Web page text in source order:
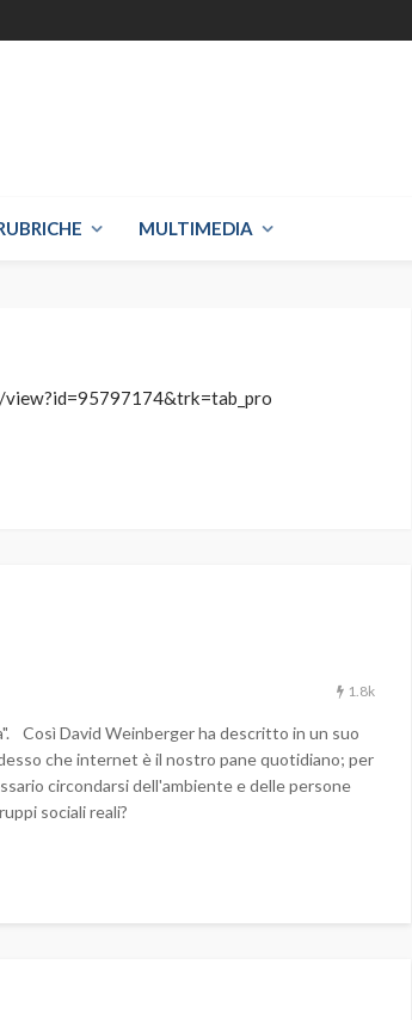
MULTIMEDIA
1.8k
Così David Weinberger ha descritto in un suo
che internet è il nostro pane quotidiano; per
circondarsi dell'ambiente e delle persone
sociali reali?